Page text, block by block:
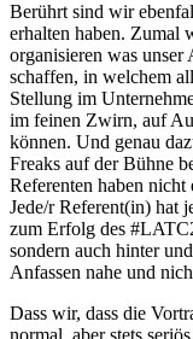
Berührt sind wir
erhalten haben. Zumal
organisieren was
schaffen, in welchem
Stellung im
im feinen Zwirn, auf
können. Und genau
Freaks auf der Bühne
Referenten haben
Jede/r Referent(in) hat
zum Erfolg des
sondern auch hinter
Anfassen nahe und
Dass wir, dass die